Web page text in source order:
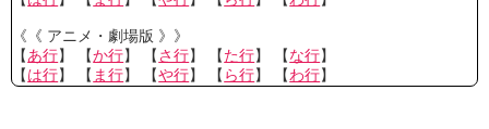
《《 アニメ・劇場版 》》
【あ行】 【か行】 【さ行】 【た行】 【な行】
【は行】 【 ま行】 【や行】 【 ら行】 【わ行】